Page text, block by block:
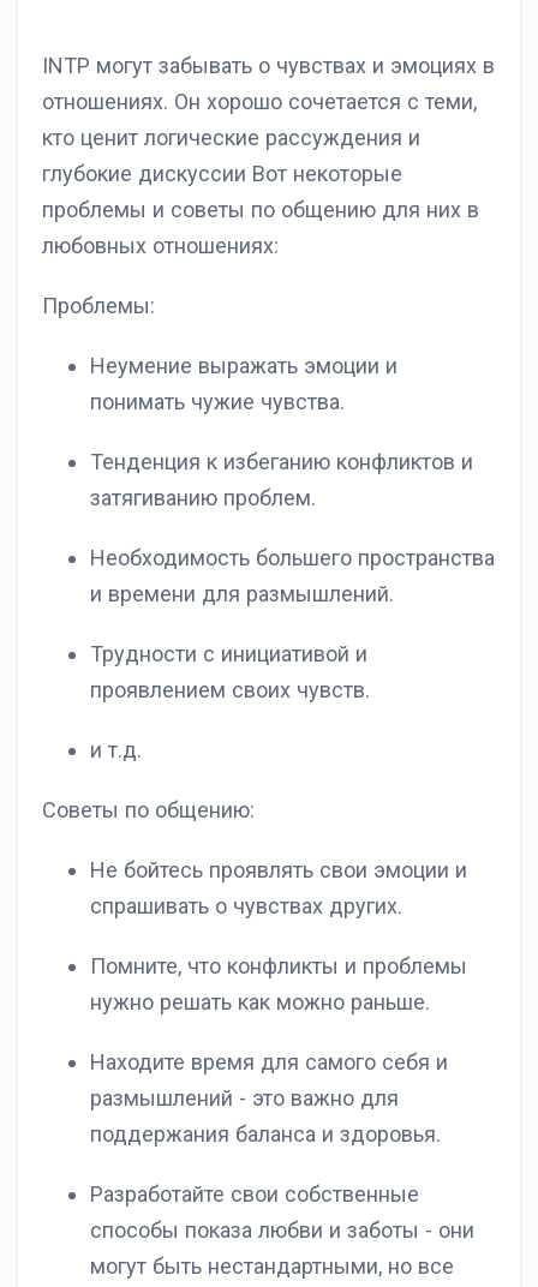
INTP могут забывать о чувствах и эмоциях в
отношениях. Он хорошо сочетается с теми,
кто ценит логические рассуждения и
глубокие дискуссии Вот некоторые
проблемы и советы по общению для них в
любовных отношениях:
Проблемы:
Неумение выражать эмоции и
понимать чужие чувства.
Тенденция к избеганию конфликтов и
затягиванию проблем.
Необходимость большего пространства
и времени для размышлений.
Трудности с инициативой и
проявлением своих чувств.
и т.д.
Советы по общению:
Не бойтесь проявлять свои эмоции и
спрашивать о чувствах других.
Помните, что конфликты и проблемы
нужно решать как можно раньше.
Находите время для самого себя и
размышлений - это важно для
поддержания баланса и здоровья.
Разработайте свои собственные
способы показа любви и заботы - они
могут быть нестандартными, но все